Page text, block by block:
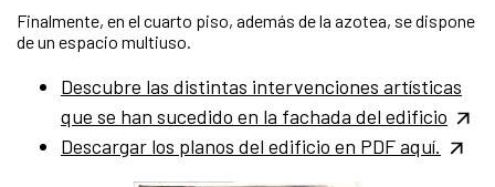
Finalmente, en el cuarto piso, además de la azotea, se dispone
de un espacio multiuso.
Descubre las distintas intervenciones artísticas
que se han sucedido en la fachada del edificio
Descargar los planos del edificio en PDF aquí.